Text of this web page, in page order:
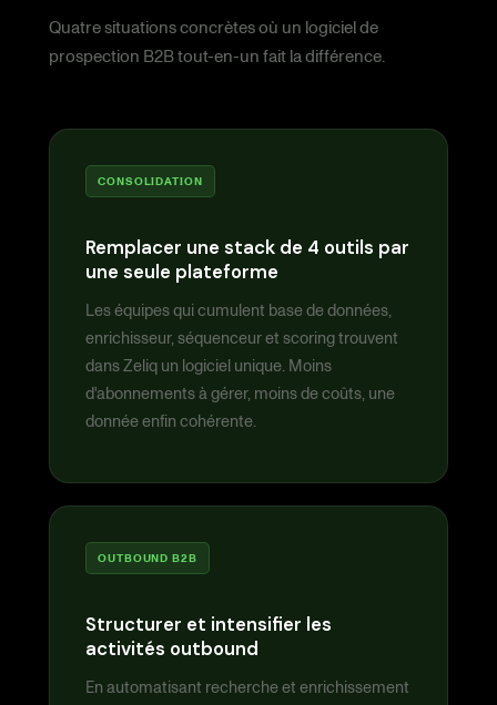
Quatre situations concrètes où un logiciel de
prospection B2B tout-en-un fait la différence.
CONSOLIDATION
Remplacer une stack de 4 outils par
une seule plateforme
Les équipes qui cumulent base de données,
enrichisseur, séquenceur et scoring trouvent
dans Zeliq un logiciel unique. Moins
d'abonnements à gérer, moins de coûts, une
donnée enfin cohérente.
OUTBOUND B2B
Structurer et intensifier les
activités outbound
En automatisant recherche et enrichissement